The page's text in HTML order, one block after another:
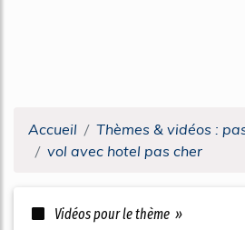
Accueil
Thèmes & vidéos :
vol avec hotel pas cher
Vidéos pour le thème »